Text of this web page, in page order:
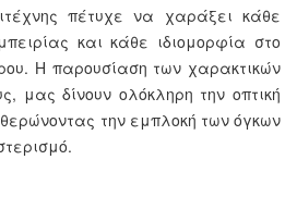
πέτυχε να χαράξει κάθε
και κάθε ιδιομορφία στο
Η παρουσίαση των χαρακτικών
μας δίνουν ολόκληρη την οπτική
την εμπλοκή των όγκων